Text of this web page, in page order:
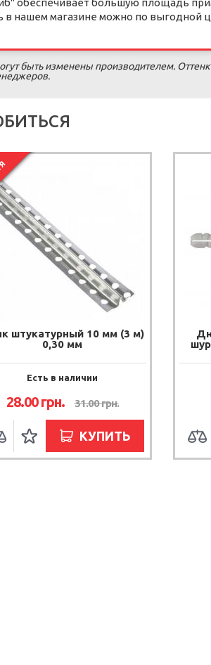
обеспечивает большую площадь
нашем магазине можно по выгодной
быть изменены производителем.
штукатурный 10 мм (3 м)
0,30 мм
Есть в наличии
28.00грн. 31.00грн.
КУПИТЬ